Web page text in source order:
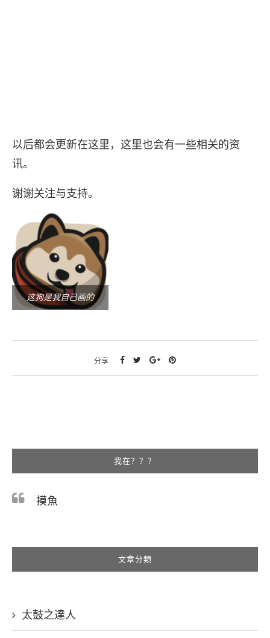
以后都会更新在这里，这里也会有一些相关的资
讯。
谢谢关注与支持。
这狗是我自己画的
分享
我在？？？
摸魚
文章分類
太鼓之達人